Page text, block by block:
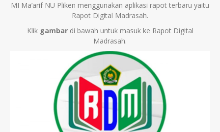
MI Ma’arif NU Pliken menggunakan aplikasi rapot terbaru yaitu
Rapot Digital Madrasah.
Klik gambar di bawah untuk masuk ke Rapot Digital
Madrasah.